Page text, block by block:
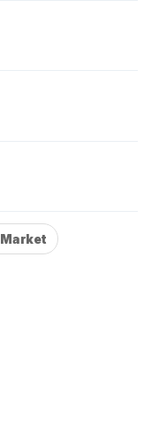
Market